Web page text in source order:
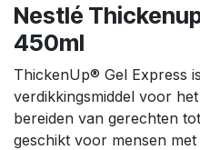
Nestlé
450ml
ThickenUp® Gel Express
verdikkingsmiddel voor
bereiden van gerechten
geschikt voor mensen